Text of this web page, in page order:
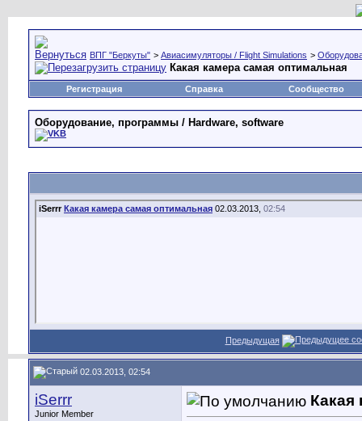
ВПГ "Беркуты" > Авиасимуляторы / Flight Simulations >
Какая камера самая оптимальная
Регистрация Справка Сообщество
Оборудование, программы / Hardware, software
iSerrr Какая камера самая оптимальная 02.03.2013, 02:54
Предыдущая
02.03.2013, 02:54
iSerrr
Junior Member
Какая